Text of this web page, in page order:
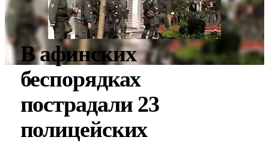
В афинских
беспорядках
пострадали 23
полицейских